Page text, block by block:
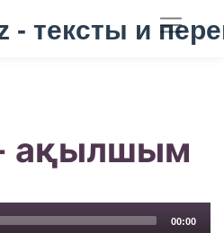
ақылшым
00:00